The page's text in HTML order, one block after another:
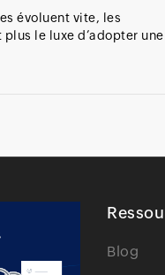
évoluent vite, les
plus le luxe d’adopter une
Blog